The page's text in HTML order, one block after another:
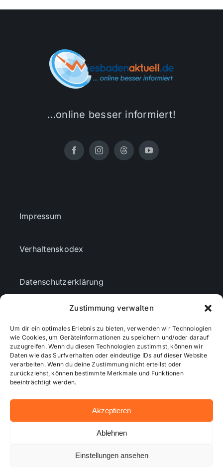
Zustimmung verwalten
Um dir ein optimales Erlebnis zu bieten, verwenden wir Technologien
wie Cookies, um Geräteinformationen zu speichern und/oder darauf
zuzugreifen. Wenn du diesen Technologien zustimmst, können wir
Daten wie das Surfverhalten oder eindeutige IDs auf dieser Website
verarbeiten. Wenn du deine Zustimmung nicht erteilst oder
zurückziehst, können bestimmte Merkmale und Funktionen
beeinträchtigt werden.
Akzeptieren
Ablehnen
Einstellungen ansehen
…online besser informiert!
Impressum
Verhaltenskodex
Datenschutzerklärung
Cookie-Richtlinie (EU)
Mediendaten
© 2026 - Wiesbadenaktuell ...online besser informiert!